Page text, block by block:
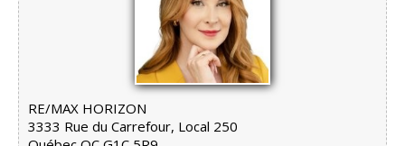
RE/MAX HORIZON
3333 Rue du Carrefour, Local 250